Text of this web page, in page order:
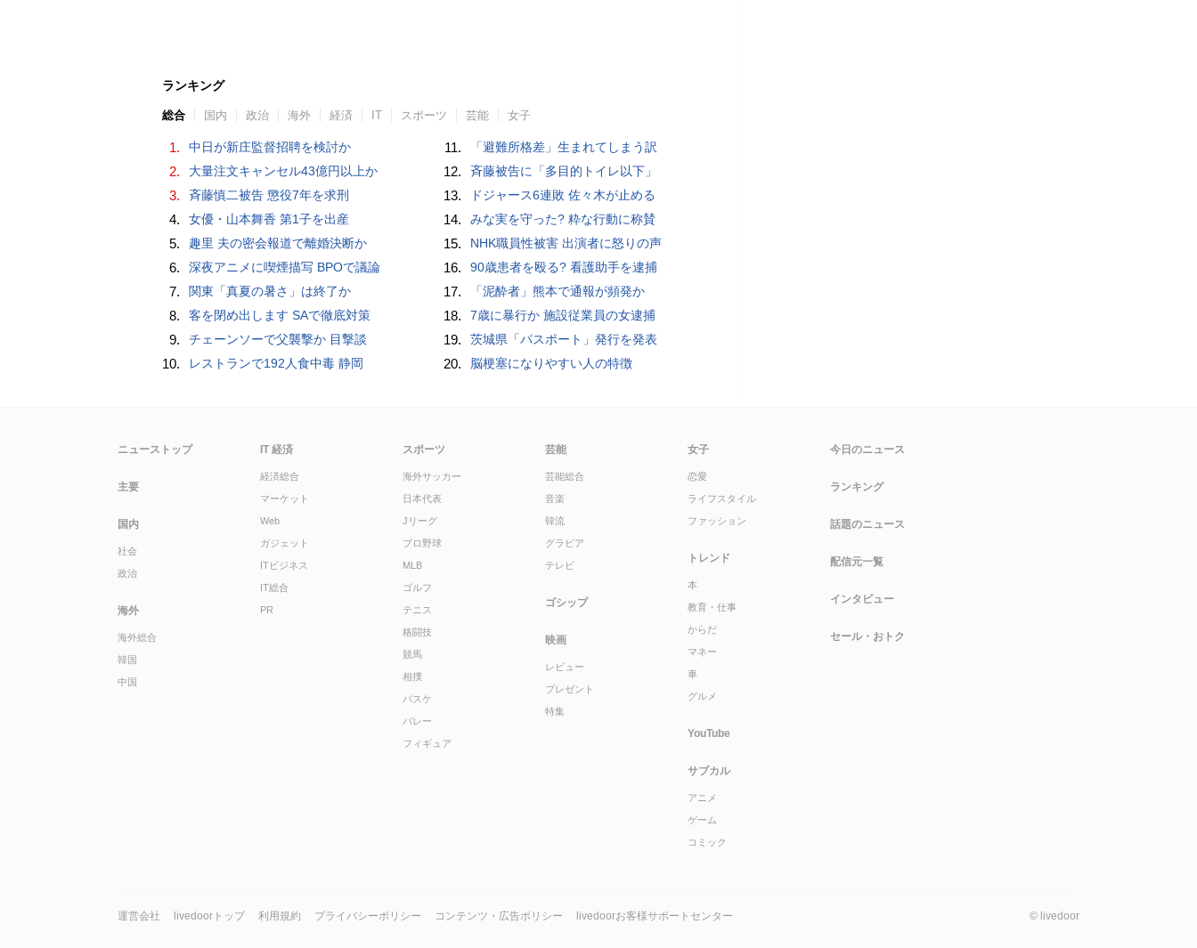
ランキング
総合 国内 政治 海外 経済 IT スポーツ 芸能 女子
1. 中日が新庄監督招聘を検討か
2. 大量注文キャンセル43億円以上か
3. 斉藤慎二被告 懲役7年を求刑
4. 女優・山本舞香 第1子を出産
5. 趣里 夫の密会報道で離婚決断か
6. 深夜アニメに喫煙描写 BPOで議論
7. 関東「真夏の暑さ」は終了か
8. 客を閉め出します SAで徹底対策
9. チェーンソーで父襲撃か 目撃談
10. レストランで192人食中毒 静岡
11. 「避難所格差」生まれてしまう訳
12. 斉藤被告に「多目的トイレ以下」
13. ドジャース6連敗 佐々木が止める
14. みな実を守った? 粋な行動に称賛
15. NHK職員性被害 出演者に怒りの声
16. 90歳患者を殴る? 看護助手を逮捕
17. 「泥酔者」熊本で通報が頻発か
18. 7歳に暴行か 施設従業員の女逮捕
19. 茨城県「パスポート」発行を発表
20. 脳梗塞になりやすい人の特徴
ニューストップ
主要
国内
社会
政治
海外
海外総合
韓国
中国
IT 経済
経済総合
マーケット
Web
ガジェット
ITビジネス
IT総合
PR
スポーツ
海外サッカー
日本代表
Jリーグ
プロ野球
MLB
ゴルフ
テニス
格闘技
競馬
相撲
バスケ
バレー
フィギュア
芸能
芸能総合
音楽
韓流
グラビア
テレビ
ゴシップ
映画
レビュー
プレゼント
特集
女子
恋愛
ライフスタイル
ファッション
トレンド
本
教育・仕事
からだ
マネー
車
グルメ
YouTube
サブカル
アニメ
ゲーム
コミック
今日のニュース
ランキング
話題のニュース
配信元一覧
インタビュー
セール・おトク
運営会社 livedoorトップ 利用規約 プライバシーポリシー コンテンツ・広告ポリシー livedoorお客様サポートセンター © livedoor